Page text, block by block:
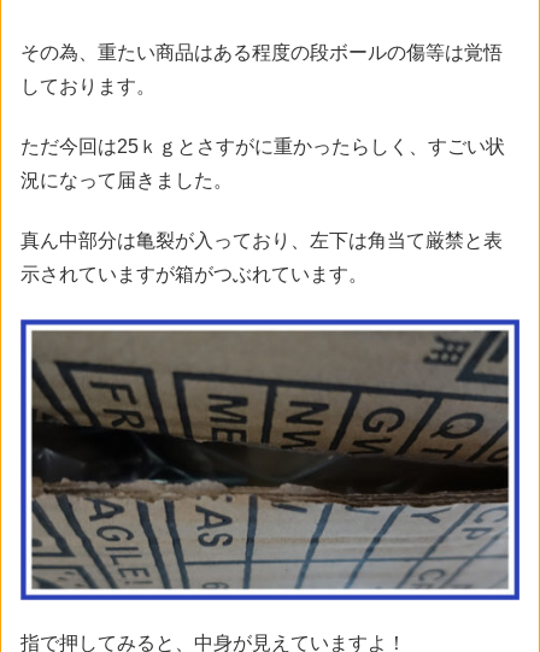
その為、重たい商品はある程度の段ボールの傷等は覚悟
しております。
ただ今回は25ｋｇとさすがに重かったらしく、すごい状
況になって届きました。
真ん中部分は亀裂が入っており、左下は角当て厳禁と表
示されていますが箱がつぶれています。
指で押してみると、中身が見えていますよ！